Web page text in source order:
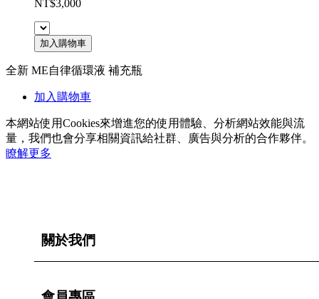
NT$3,000
加入購物車
全新 ME自律循環液 補充瓶
加入購物車
本網站使用Cookies來增進您的使用體驗、分析網站效能與流
量，我們也會分享相關資訊給社群、廣告與分析的合作夥伴。
瞭解更多
關於我們